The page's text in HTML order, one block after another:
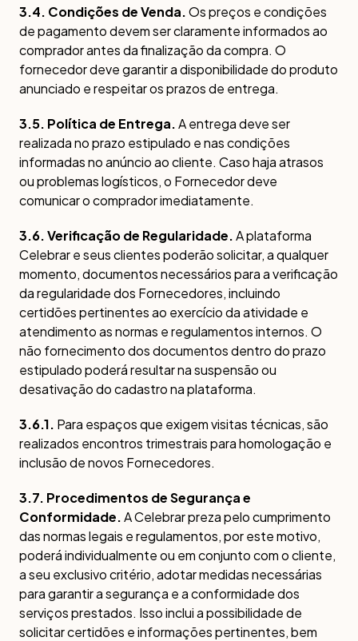
3.4. Condições de Venda.Os preços e condições
de pagamento devem ser claramente informados ao
comprador antes da finalização da compra. O
fornecedor deve garantir a disponibilidade do produto
anunciado e respeitar os prazos de entrega.
3.5. Política de Entrega.A entrega deve ser
realizada no prazo estipulado e nas condições
informadas no anúncio ao cliente. Caso haja atrasos
ou problemas logísticos, o Fornecedor deve
comunicar o comprador imediatamente.
3.6. Verificação de Regularidade.A plataforma
Celebrar e seus clientes poderão solicitar, a qualquer
momento, documentos necessários para a verificação
da regularidade dos Fornecedores, incluindo
certidões pertinentes ao exercício da atividade e
atendimento as normas e regulamentos internos. O
não fornecimento dos documentos dentro do prazo
estipulado poderá resultar na suspensão ou
desativação do cadastro na plataforma.
3.6.1. Para espaços que exigem visitas técnicas, são
realizados encontros trimestrais para homologação e
inclusão de novos Fornecedores.
3.7. Procedimentos de Segurança e
Conformidade.A Celebrar preza pelo cumprimento
das normas legais e regulamentos, por este motivo,
poderá individualmente ou em conjunto com o cliente,
a seu exclusivo critério, adotar medidas necessárias
para garantir a segurança e a conformidade dos
serviços prestados. Isso inclui a possibilidade de
solicitar certidões e informações pertinentes, bem